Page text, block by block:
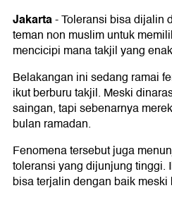
Jakarta-Toleransi bisa dijalin
teman non muslim untuk
mencicipi mana takjil yang
Belakangan ini sedang ramai
ikut berburu takjil. Meski
saingan, tapi sebenarnya
bulan ramadan.
Fenomena tersebut juga
toleransi yang dijunjung tinggi.
bisa terjalin dengan baik